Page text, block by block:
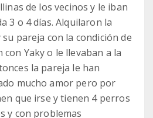
de los vecinos y le iban
3 o 4 días. Alquilaron la
pareja con la condición de
con Yaky o le llevaban a la
la pareja le han
mucho amor pero por
que irse y tienen 4 perros
y con problemas